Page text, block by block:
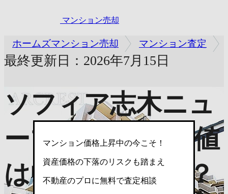
マンション売却
ホームズマンション売却 マンション査定
最終更新日：2026年7月15日
ソフィア志木ニュ
ープラザ 資産価値
は中古でいくら？
マンション価格上昇中の今こそ！
資産価格の下落のリスクも踏まえ
不動産のプロに無料で査定相談